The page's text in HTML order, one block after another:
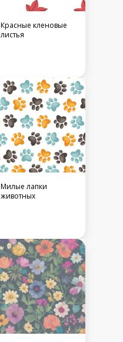
Красные кленовые
листья
Милые лапки
животных